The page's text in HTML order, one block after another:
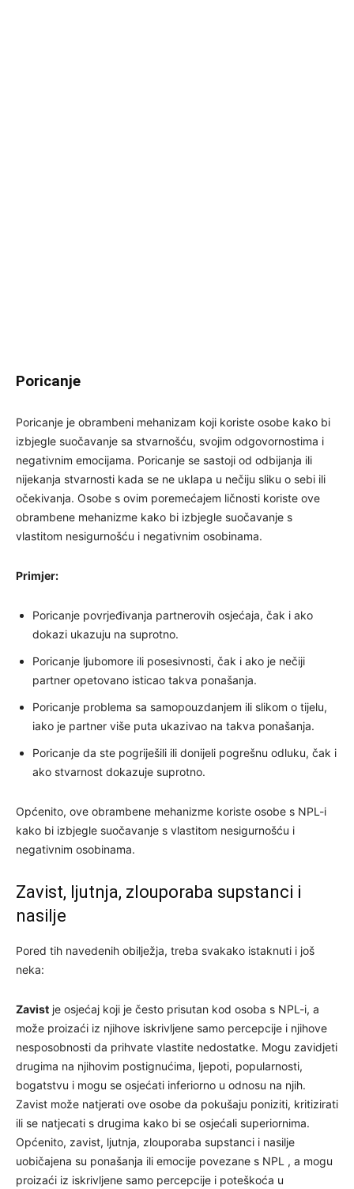
Poricanje
Poricanje je obrambeni mehanizam koji koriste osobe kako bi
izbjegle suočavanje sa stvarnošću, svojim odgovornostima i
negativnim emocijama. Poricanje se sastoji od odbijanja ili
nijekanja stvarnosti kada se ne uklapa u nečiju sliku o sebi ili
očekivanja. Osobe s ovim poremećajem ličnosti koriste ove
obrambene mehanizme kako bi izbjegle suočavanje s
vlastitom nesigurnošću i negativnim osobinama.
Primjer:
Poricanje povrjeđivanja partnerovih osjećaja, čak i ako
dokazi ukazuju na suprotno.
Poricanje ljubomore ili posesivnosti, čak i ako je nečiji
partner opetovano isticao takva ponašanja.
Poricanje problema sa samopouzdanjem ili slikom o tijelu,
iako je partner više puta ukazivao na takva ponašanja.
Poricanje da ste pogriješili ili donijeli pogrešnu odluku, čak i
ako stvarnost dokazuje suprotno.
Općenito, ove obrambene mehanizme koriste osobe s NPL-i
kako bi izbjegle suočavanje s vlastitom nesigurnošću i
negativnim osobinama.
Zavist, ljutnja, zlouporaba supstanci i
nasilje
Pored tih navedenih obilježja, treba svakako istaknuti i još
neka:
Zavist je osjećaj koji je često prisutan kod osoba s NPL-i, a
može proizaći iz njihove iskrivljene samo percepcije i njihove
nesposobnosti da prihvate vlastite nedostatke. Mogu zavidjeti
drugima na njihovim postignućima, ljepoti, popularnosti,
bogatstvu i mogu se osjećati inferiorno u odnosu na njih.
Zavist može natjerati ove osobe da pokušaju poniziti, kritizirati
ili se natjecati s drugima kako bi se osjećali superiornima.
Općenito, zavist, ljutnja, zlouporaba supstanci i nasilje
uobičajena su ponašanja ili emocije povezane s NPL , a mogu
proizaći iz iskrivljene samo percepcije i poteškoća u